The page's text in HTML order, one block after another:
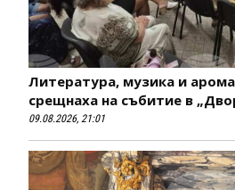
Литература, музика и
срещнаха на събитие в
09.08.2026, 21:01